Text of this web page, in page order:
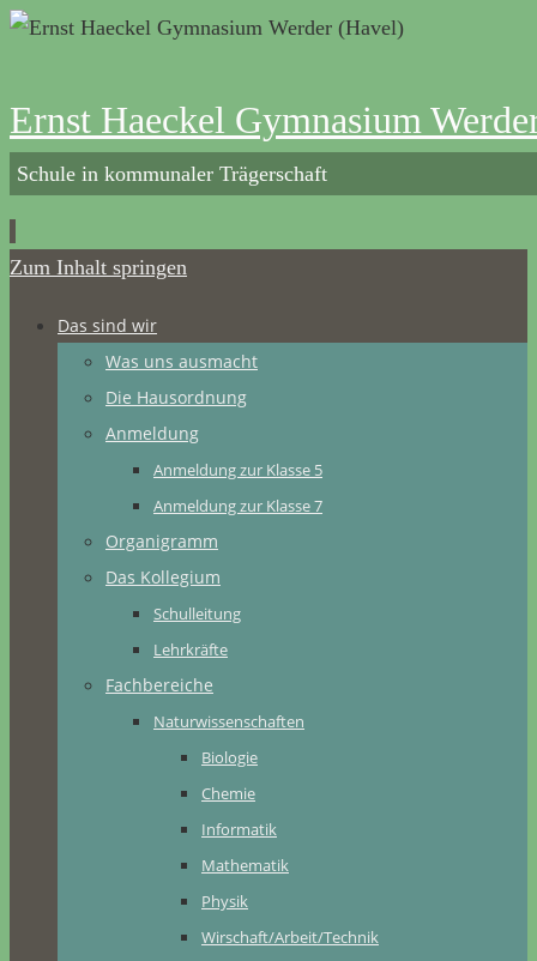
Ernst Haeckel Gymnasium
Schule in kommunaler Trägerschaft
Zum Inhalt springen
Das sind wir
Was uns ausmacht
Die Hausordnung
Anmeldung
Anmeldung zur Klasse 5
Anmeldung zur Klasse 7
Organigramm
Das Kollegium
Schulleitung
Lehrkräfte
Fachbereiche
Naturwissenschaften
Biologie
Chemie
Informatik
Mathematik
Physik
Wirschaft/Arbeit/Technik